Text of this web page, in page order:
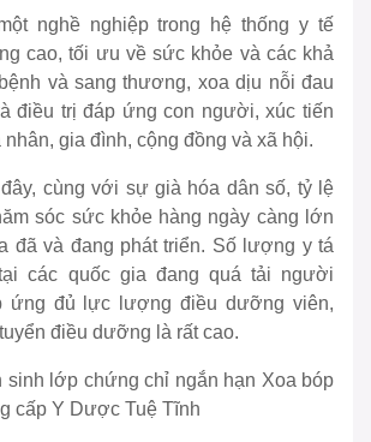
nghề nghiệp trong hệ thống y tế
cao, tối ưu về sức khỏe và các khả
và sang thương, xoa dịu nỗi đau
điều trị đáp ứng con người, xúc tiến
gia đình, cộng đồng và xã hội.
cùng với sự già hóa dân số, tỷ lệ
sóc sức khỏe hàng ngày càng lớn
đã và đang phát triển. Số lượng y tá
các quốc gia đang quá tải người
ứng đủ lực lượng điều dưỡng viên,
điều dưỡng là rất cao.
sinh lớp chứng chỉ ngắn hạn Xoa bóp
cấp Y Dược Tuệ Tĩnh